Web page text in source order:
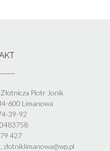
Piotr Jonik
600 Limanowa
39-92
427
zlotniklimanowa@wp.pl